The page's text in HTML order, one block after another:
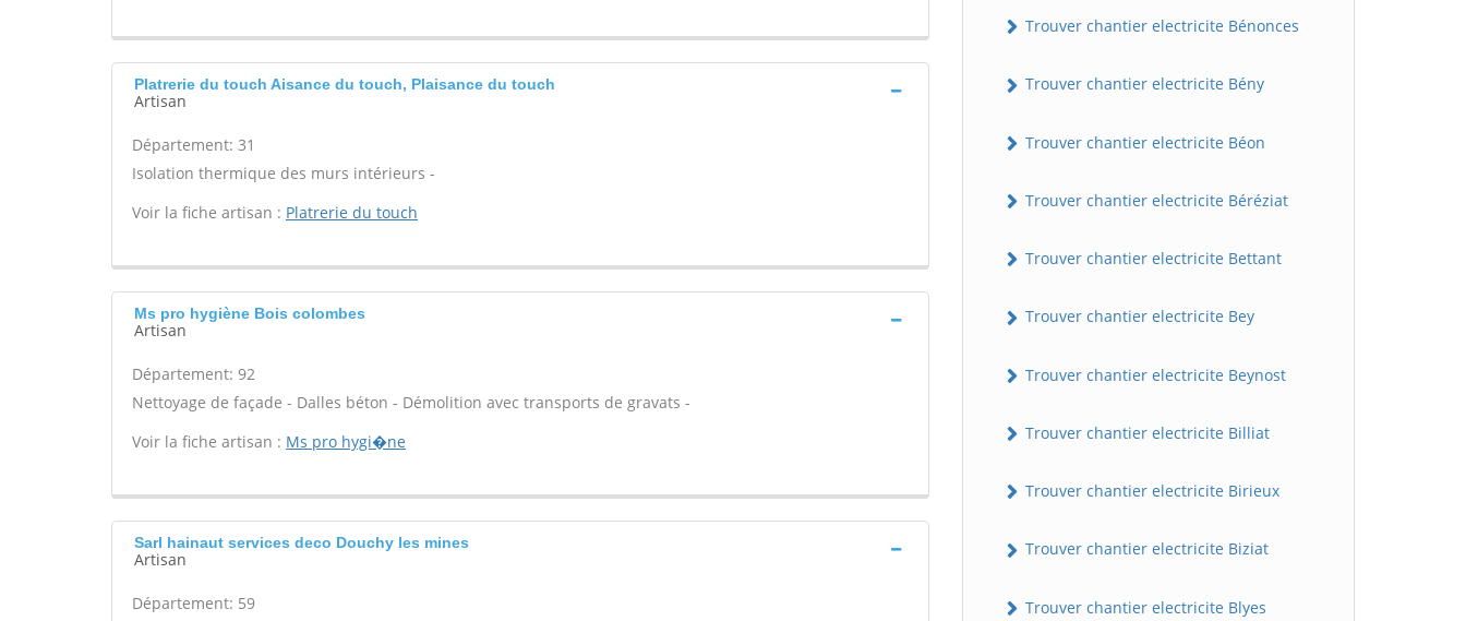
Platrerie du touch Aisance du touch, Plaisance du touch
Artisan
Département: 31
Isolation thermique des murs intérieurs -
Voir la fiche artisan : Platrerie du touch
Ms pro hygiène Bois colombes
Artisan
Département: 92
Nettoyage de façade - Dalles béton - Démolition avec transports de gravats -
Voir la fiche artisan : Ms pro hygi�ne
Sarl hainaut services deco Douchy les mines
Artisan
Département: 59
Trouver chantier electricite Bénonces
Trouver chantier electricite Bény
Trouver chantier electricite Béon
Trouver chantier electricite Béréziat
Trouver chantier electricite Bettant
Trouver chantier electricite Bey
Trouver chantier electricite Beynost
Trouver chantier electricite Billiat
Trouver chantier electricite Birieux
Trouver chantier electricite Biziat
Trouver chantier electricite Blyes